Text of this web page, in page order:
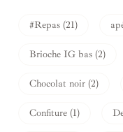
#Repas (21)
Brioche IG bas (2)
Chocolat noir (2)
Confiture (1)